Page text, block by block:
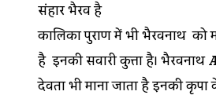
संहार भैरव है
कालिका पुराण में भी भैरवनाथ को
है इनकी सवारी कुत्ता है। भैरवनाथ
देवता भी माना जाता है इनकी कृपा